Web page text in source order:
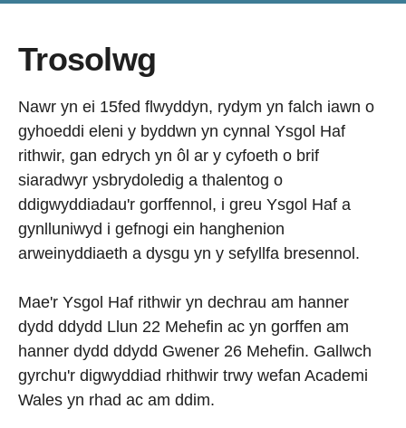
Trosolwg
Nawr yn ei 15fed flwyddyn, rydym yn falch iawn o
gyhoeddi eleni y byddwn yn cynnal Ysgol Haf
rithwir, gan edrych yn ôl ar y cyfoeth o brif
siaradwyr ysbrydoledig a thalentog o
ddigwyddiadau'r gorffennol, i greu Ysgol Haf a
gynlluniwyd i gefnogi ein hanghenion
arweinyddiaeth a dysgu yn y sefyllfa bresennol.
Mae'r Ysgol Haf rithwir yn dechrau am hanner
dydd ddydd Llun 22 Mehefin ac yn gorffen am
hanner dydd ddydd Gwener 26 Mehefin. Gallwch
gyrchu'r digwyddiad rhithwir trwy wefan Academi
Wales yn rhad ac am ddim.